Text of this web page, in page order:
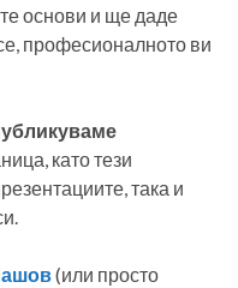
основи и ще даде
професионалното ви
като тези
така и
(или просто